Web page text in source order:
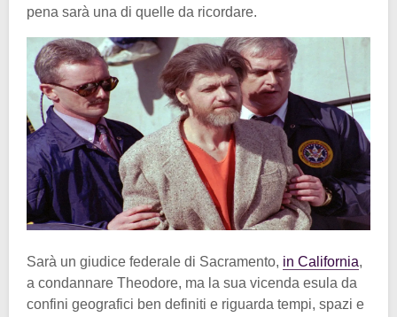
pena sarà una di quelle da ricordare.
Sarà un giudice federale di Sacramento, in California,
a condannare Theodore, ma la sua vicenda esula da
confini geografici ben definiti e riguarda tempi, spazi e